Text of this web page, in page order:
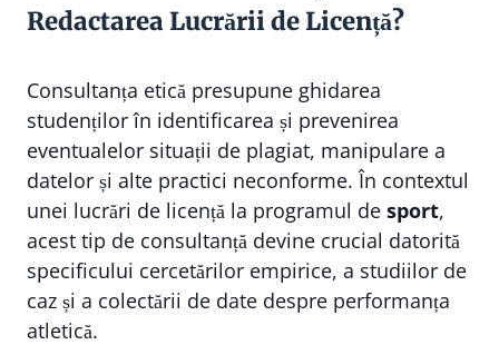
Redactarea Lucrării de Licență?
Consultanța etică presupune ghidarea
studenților în identificarea și prevenirea
eventualelor situații de plagiat, manipulare a
datelor și alte practici neconforme. În contextul
unei lucrări de licență la programul de sport,
acest tip de consultanță devine crucial datorită
specificului cercetărilor empirice, a studiilor de
caz și a colectării de date despre performanța
atletică.